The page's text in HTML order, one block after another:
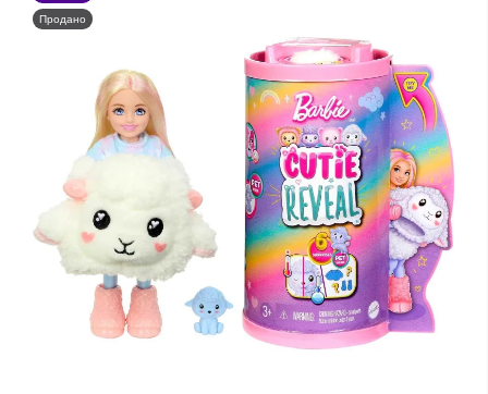
Продано